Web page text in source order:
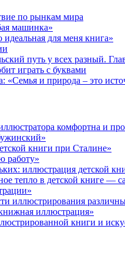
по рынкам мира
машинка»
для меня книга»
путь у всех разный.
играть с буквами
и природа – это
комфортна и
книги при Сталине»
работу»
иллюстрация детской
тепло в детской книге —
иллюстрирования
иллюстрация»
книги и